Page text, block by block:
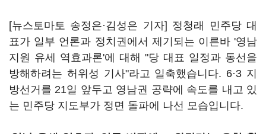
[뉴스토마토 송정은·김성은 기자] 정청래 민주당 대
표가 일부 언론과 정치권에서 제기되는 이른바 '영남
지원 유세 역효과론'에 대해 "당 대표 일정과 동선을
방해하려는 허위성 기사"라고 일축했습니다. 6·3 지
방선거를 21일 앞두고 영남권 공략에 속도를 내고 있
는 민주당 지도부가 정면 돌파에 나선 모습입니다.